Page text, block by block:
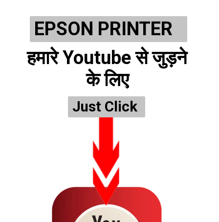
हमारे Youtube से जुड़ने
के लिए
EPSON PRINTER
Just Click